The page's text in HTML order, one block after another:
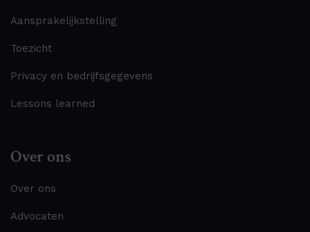
Aansprakelijkstelling
Toezicht
Privacy en bedrijfsgegevens
Lessons learned
Over ons
Over ons
Advocaten